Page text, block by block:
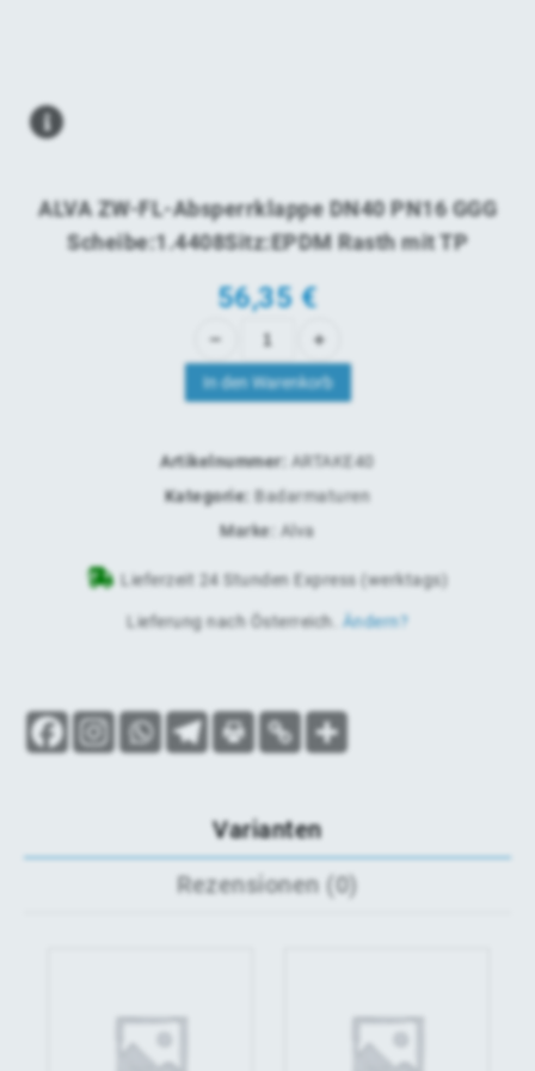
ALVA ZW-FL-Absperrklappe DN40 PN16 GGG
Scheibe:1.4408Sitz:EPDM Rasth mit TP
56,35€
In den Warenkorb
Artikelnummer: ARTAKE40
Kategorie: Badarmaturen
Marke: Alva
Lieferzeit 24 Stunden Express (werktags)
Lieferung nach Österreich Ändern?
Varianten
Rezensionen (0)